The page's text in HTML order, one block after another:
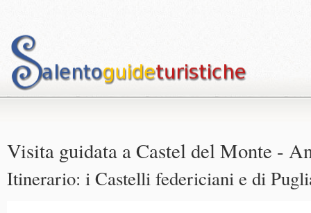
Visita guidata a Castel del Monte -
Itinerario: i Castelli federiciani e di